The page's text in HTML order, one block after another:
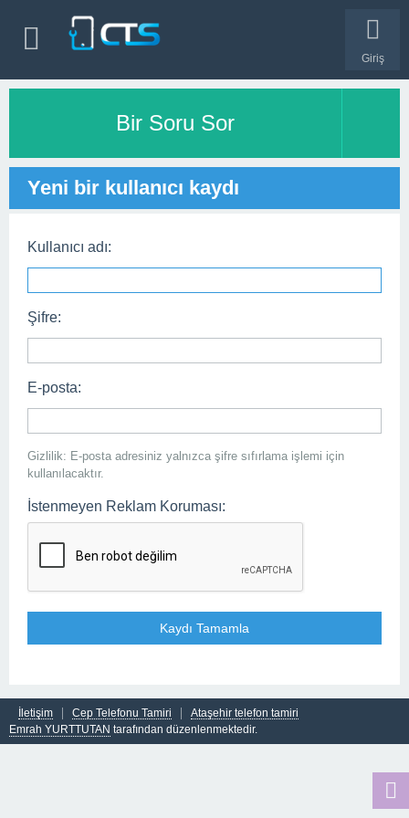
Giriş
Bir Soru Sor
Yeni bir kullanıcı kaydı
Kullanıcı adı:
Şifre:
E-posta:
Gizlilik: E-posta adresiniz yalnızca şifre sıfırlama işlemi için
kullanılacaktır.
İstenmeyen Reklam Koruması:
İletişim Cep Telefonu Tamiri
Ataşehir telefon tamiri
Emrah YURTTUTAN tarafından düzenlenmektedir.